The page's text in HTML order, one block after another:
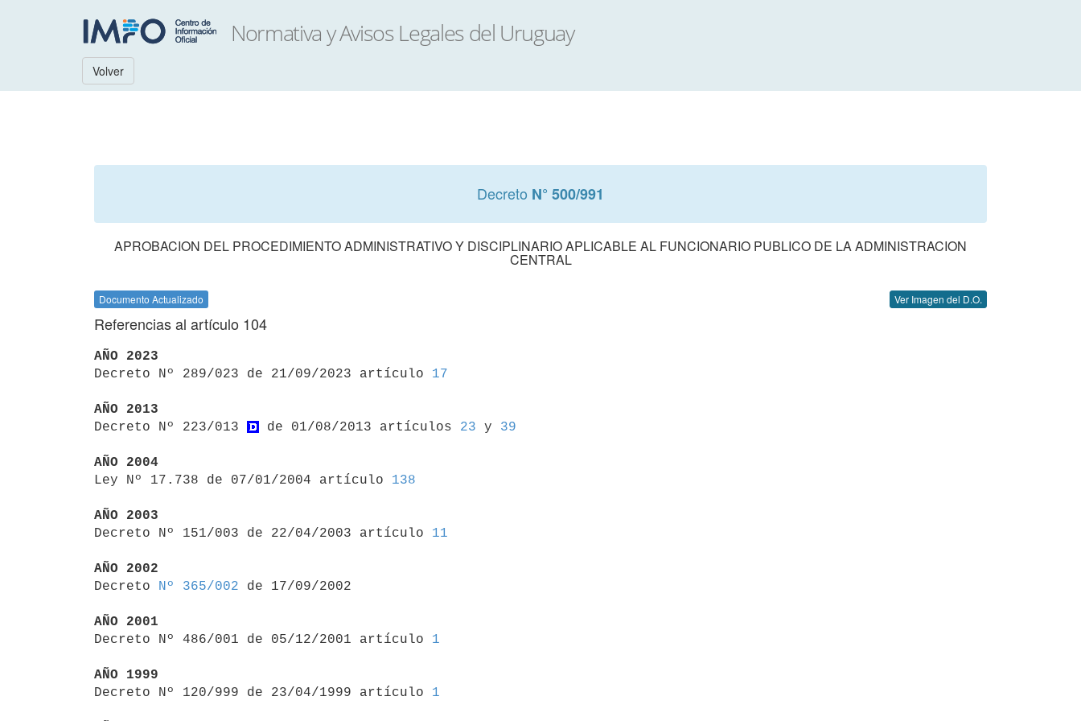
Volver
Decreto N° 500/991
APROBACION DEL PROCEDIMIENTO ADMINISTRATIVO Y DISCIPLINARIO APLICABLE AL FUNCIONARIO PUBLICO DE LA ADMINISTRACION
CENTRAL
Documento Actualizado Ver Imagen del D.O.
Referencias al artículo 104
AÑO 2023
Decreto Nº 289/023 de 21/09/2023 artículo 17
AÑO 2013
Decreto Nº 223/013
de 01/08/2013 artículos 23 y 39
AÑO 2004
Ley Nº 17.738 de 07/01/2004 artículo 138
AÑO 2003
Decreto Nº 151/003 de 22/04/2003 artículo 11
AÑO 2002
Decreto
Nº 365/002 de 17/09/2002
AÑO 2001
Decreto Nº 486/001 de 05/12/2001 artículo 1
AÑO 1999
Decreto Nº 120/999 de 23/04/1999 artículo 1